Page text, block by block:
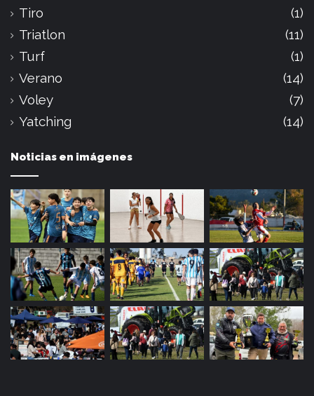
Tiro
(1)
Triatlon
(11)
Turf
(1)
Verano
(14)
Voley
(7)
Yatching
(14)
Noticias en imágenes